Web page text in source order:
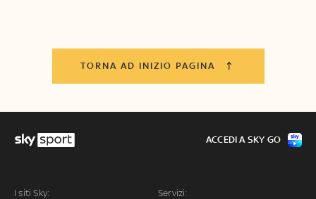
TORNA AD INIZIO PAGINA
I siti Sky: Servizi:
ACCEDI A SKY GO